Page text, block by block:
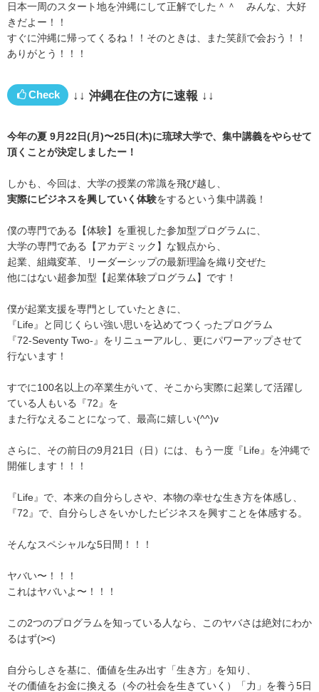
日本一周のスタート地を沖縄にして正解でした＾＾ みんな、大好
きだよー！！
すぐに沖縄に帰ってくるね！！そのときは、また笑顔で会おう！！
ありがとう！！！
Check ↓↓ 沖縄在住の方に速報 ↓↓
今年の夏 9月22日(月)〜25日(木)に琉球大学で、 集中講義をやらせて
頂くことが決定しましたー！
しかも、今回は、大学の授業の常識を飛び越し、
実際にビジネスを興していく体験をするという集中講義！
僕の専門である【体験】を重視した参加型プログラムに、
大学の専門である【アカデミック】な観点から、
起業、組織変革、リーダーシップの最新理論を織り交ぜた
他にはない超参加型【起業体験プログラム】です！
僕が起業支援を専門としていたときに、
『Life』と同じくらい強い思いを込めてつくったプログラム
『72-Seventy Two-』をリニューアルし、更にパワーアップさせて
行ないます！
すでに100名以上の卒業生がいて、そこから実際に起業して活躍し
ている人もいる『72』を
また行なえることになって、最高に嬉しい(^^)v
さらに、その前日の9月21日（日）には、もう一度『Life』を沖縄で
開催します！！！
『Life』で、本来の自分らしさや、本物の幸せな生き方を体感し、
『72』で、自分らしさをいかしたビジネスを興すことを体感する。
そんなスペシャルな5日間！！！
ヤバい〜！！！
これはヤバいよ〜！！！
この2つのプログラムを知っている人なら、このヤバさは絶対にわか
るはず(><)
自分らしさを基に、価値を生み出す「生き方」を知り、
その価値をお金に換える（今の社会を生きていく）「力」を養う5日